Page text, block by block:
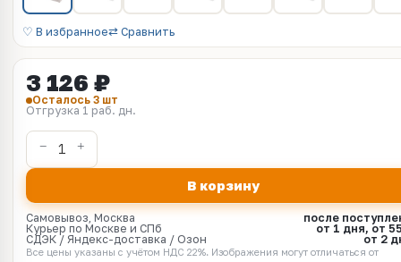
♡ В избранное⇄ Сравнить
3 126 ₽
Осталось 3 шт
Отгрузка 1 раб. дн.
В корзину
Самовывоз, Москва
после
Курьер по Москве и СПб
от 1 дня, от
СДЭК / Яндекс-доставка / Озон
от 2
Все цены указаны с учётом НДС 22%. Изображения могут отличаться от